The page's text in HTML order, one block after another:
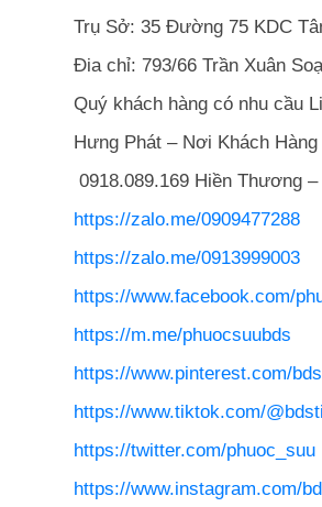
Trụ Sở: 35 Đường 75 KDC
Đia chỉ: 793/66 Trần Xuân
Quý khách hàng có nhu cầu
Hưng Phát – Nơi Khách
0918.089.169 Hiền Thương
https://zalo.me/0909477288
https://zalo.me/0913999003
https://www.facebook.com/
https://m.me/phuocsuubds
https://www.pinterest.com/
https://www.tiktok.com/
https://twitter.com/phuoc_suu
https://www.instagram.com/